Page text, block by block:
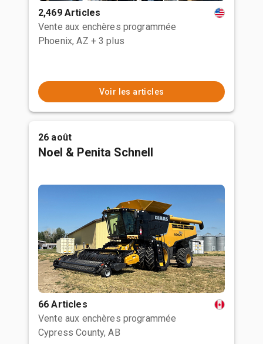
2,469 Articles
Vente aux enchères programmée
Phoenix, AZ + 3 plus
Voir les articles
26 août
Noel & Penita Schnell
66 Articles
Vente aux enchères programmée
Cypress County, AB